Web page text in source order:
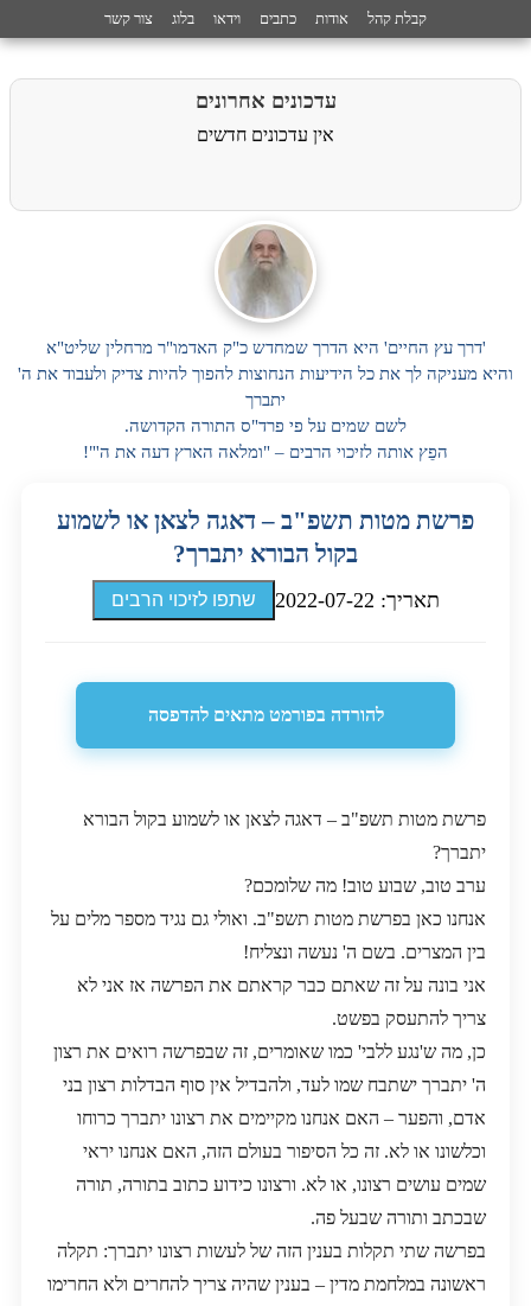
קבלת קהל אודות כתבים וידאו בלוג צור קשר
עדכונים אחרונים
אין עדכונים חדשים
'דרך עץ החיים' היא הדרך שמחדש כ"ק האדמו"ר מרחלין שליט"א
והיא מעניקה לך את כל הידיעות הנחוצות להפוך להיות צדיק ולעבוד את ה'
יתברך
לשם שמים על פי פרד"ס התורה הקדושה.
הפֵץ אותה לזיכוי הרבים – "ומלאה הארץ דעה את ה'"!
פרשת מטות תשפ"ב – דאגה לצאן או לשמוע
בקול הבורא יתברך?
תאריך: 2022-07-22 שתפו לזיכוי הרבים
להורדה בפורמט מתאים להדפסה
פרשת מטות תשפ"ב – דאגה לצאן או לשמוע בקול הבורא
יתברך?
ערב טוב, שבוע טוב! מה שלומכם?
אנחנו כאן בפרשת מטות תשפ"ב. ואולי גם נגיד מספר מלים על
בין המצרים. בשם ה' נעשה ונצליח!
אני בונה על זה שאתם כבר קראתם את הפרשה אז אני לא
צריך להתעסק בפשט.
כן, מה ש'נגע ללבי' כמו שאומרים, זה שבפרשה רואים את רצון
ה' יתברך ישתבח שמו לעד, ולהבדיל אין סוף הבדלות רצון בני
אדם, והפער – האם אנחנו מקיימים את רצונו יתברך כרוחו
וכלשונו או לא. זה כל הסיפור בעולם הזה, האם אנחנו יראי
שמים עושים רצונו, או לא. ורצונו כידוע כתוב בתורה, תורה
שבכתב ותורה שבעל פה.
בפרשה שתי תקלות בענין הזה של לעשות רצונו יתברך: תקלה
ראשונה במלחמת מדין – בענין שהיה צריך להחרים ולא החרימו